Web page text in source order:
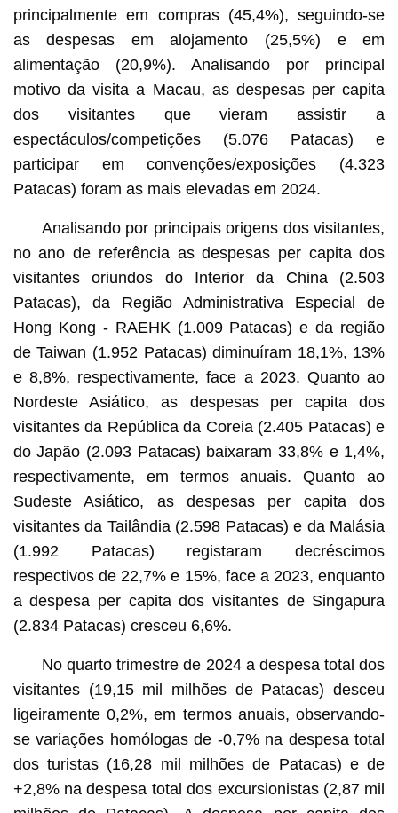
principalmente em compras (45,4%), seguindo-se
as despesas em alojamento (25,5%) e em
alimentação (20,9%). Analisando por principal
motivo da visita a Macau, as despesas per capita
dos visitantes que vieram assistir a
espectáculos/competições (5.076 Patacas) e
participar em convenções/exposições (4.323
Patacas) foram as mais elevadas em 2024.
Analisando por principais origens dos visitantes,
no ano de referência as despesas per capita dos
visitantes oriundos do Interior da China (2.503
Patacas), da Região Administrativa Especial de
Hong Kong - RAEHK (1.009 Patacas) e da região
de Taiwan (1.952 Patacas) diminuíram 18,1%, 13%
e 8,8%, respectivamente, face a 2023. Quanto ao
Nordeste Asiático, as despesas per capita dos
visitantes da República da Coreia (2.405 Patacas) e
do Japão (2.093 Patacas) baixaram 33,8% e 1,4%,
respectivamente, em termos anuais. Quanto ao
Sudeste Asiático, as despesas per capita dos
visitantes da Tailândia (2.598 Patacas) e da Malásia
(1.992 Patacas) registaram decréscimos
respectivos de 22,7% e 15%, face a 2023, enquanto
a despesa per capita dos visitantes de Singapura
(2.834 Patacas) cresceu 6,6%.
No quarto trimestre de 2024 a despesa total dos
visitantes (19,15 mil milhões de Patacas) desceu
ligeiramente 0,2%, em termos anuais, observando-
se variações homólogas de -0,7% na despesa total
dos turistas (16,28 mil milhões de Patacas) e de
+2,8% na despesa total dos excursionistas (2,87 mil